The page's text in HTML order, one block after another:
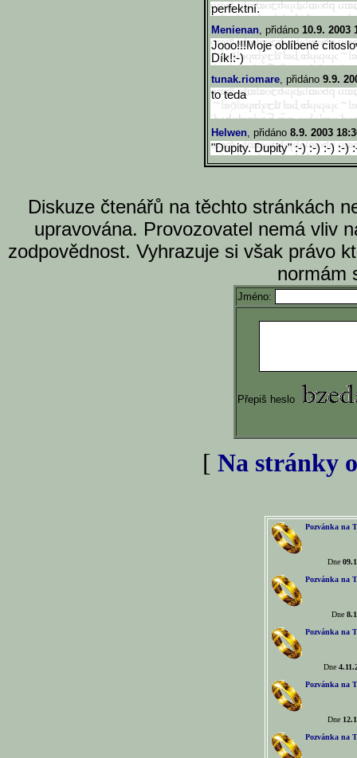
perfektní.
Menienan, přidáno 10.9. 2003
Jooo!!!Moje oblíbené
Dík!:-)
tunak.riomare, přidáno 9.9.
to teda
Helwen, přidáno 8.9. 2003
"Dupity. Dupity" :-) :-) :-) :-)
Diskuze čtenářů na těchto stránkách
upravována. Provozovatel nemá vliv
zodpovědnost. Vyhrazuje si však právo
normám
Jméno:
Přepiš heslo
[ Na stránky
Pozvánka na
Dne
Pozvánka na
Dne
Pozvánka na
Dne
Pozvánka na
Dne
Pozvánka na